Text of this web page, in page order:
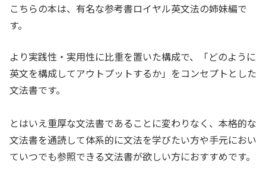
こちらの本は、有名な参考書ロイヤル英文法の姉妹編で
す。
より実践性・実用性に比重を置いた構成で、「どのように
英文を構成してアウトプットするか」をコンセプトとした
文法書です。
とはいえ重厚な文法書であることに変わりなく、本格的な
文法書を通読して体系的に文法を学びたい方や手元におい
ていつでも参照できる文法書が欲しい方におすすめです。